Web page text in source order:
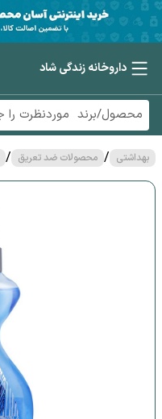
داروخانه زندگی شاد
بهداشتی / محصولات ضد تعریق /